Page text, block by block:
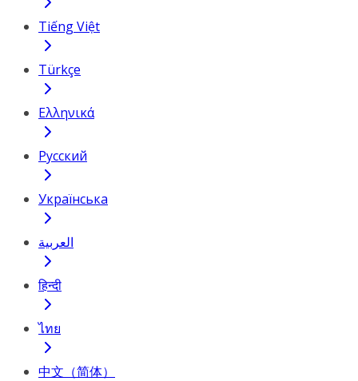
Tiếng Việt
Türkçe
Ελληνικά
Русский
Українська
العربية
हिन्दी
ไทย
中文（简体）